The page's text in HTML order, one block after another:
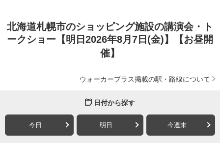
北海道札幌市のショッピング施設の講演会・ト
ークショー【明日2026年8月7日(金)】【お昼開
催】
ウォーカープラス掲載の駅・路線について
日付から探す
今日 明日 今週末